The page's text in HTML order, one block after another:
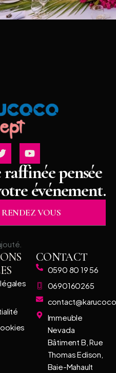
pensée
événement.
VOUS
CONTACT
0590 80 19 56
0690160265
Immeuble
Nevada
Bâtiment B, Rue
Thomas Edison,
Baie-Mahault